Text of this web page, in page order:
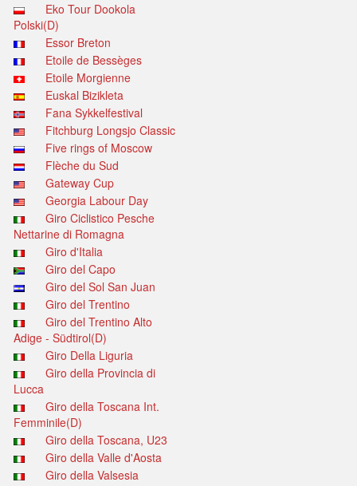
Eko Tour Dookola
Polski(D)
Essor Breton
Etoile de Bessèges
Etoile Morgienne
Euskal Bizikleta
Fana Sykkelfestival
Fitchburg Longsjo Classic
Five rings of Moscow
Flèche du Sud
Gateway Cup
Georgia Labour Day
Giro Ciclistico Pesche
Nettarine di Romagna
Giro d'Italia
Giro del Capo
Giro del Sol San Juan
Giro del Trentino
Giro del Trentino Alto
Adige - Südtirol(D)
Giro Della Liguria
Giro della Provincia di
Lucca
Giro della Toscana Int.
Femminile(D)
Giro della Toscana, U23
Giro della Valle d'Aosta
Giro della Valsesia